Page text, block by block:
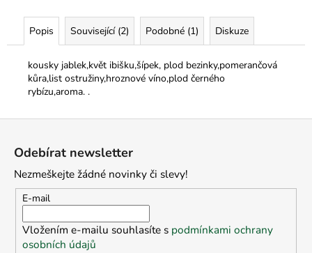
Popis Související (2) Podobné (1) Diskuze
kousky jablek,květ ibišku,šípek, plod bezinky,pomerančová
kůra,list ostružiny,hroznové víno,plod černého
rybízu,aroma. .
Odebírat newsletter
Nezmeškejte žádné novinky či slevy!
E-mail
Vložením e-mailu souhlasíte s podmínkami ochrany
osobních údajů